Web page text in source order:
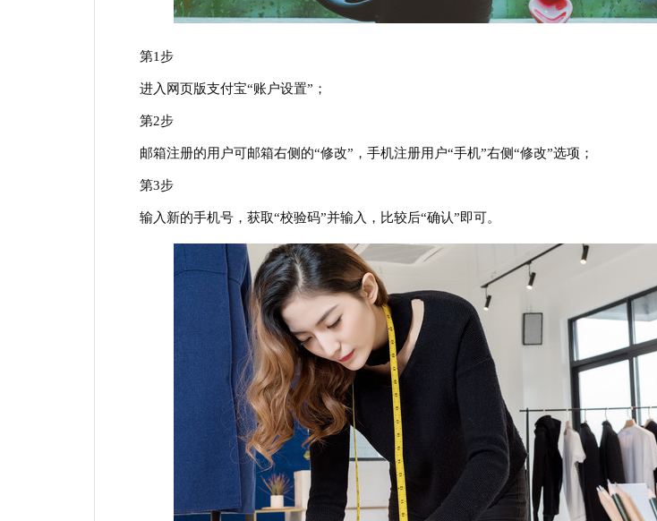
第1步
进入网页版支付宝“账户设置”；
第2步
邮箱注册的用户可邮箱右侧的“修改”，手机注册用户“手机”右侧“修改”选项；
第3步
输入新的手机号，获取“校验码”并输入，比较后“确认”即可。